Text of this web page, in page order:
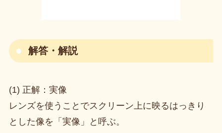
解答・解説
(1) 正解：実像
レンズを使うことでスクリーン上に映るはっきり
とした像を「実像」と呼ぶ。